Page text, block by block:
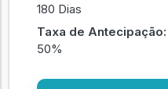
180 Dias
Taxa de Antecipação:
50%